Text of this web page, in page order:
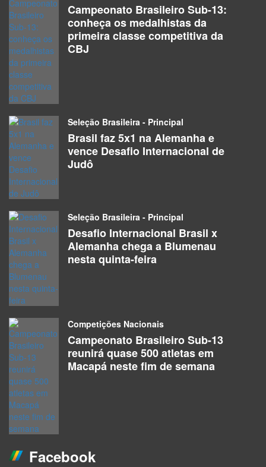
Campeonato Brasileiro Sub-13:
conheça os medalhistas da
primeira classe competitiva da
CBJ
Seleção Brasileira - Principal
Brasil faz 5x1 na Alemanha e
vence Desafio Internacional de
Judô
Seleção Brasileira - Principal
Desafio Internacional Brasil x
Alemanha chega a Blumenau
nesta quinta-feira
Competições Nacionais
Campeonato Brasileiro Sub-13
reunirá quase 500 atletas em
Macapá neste fim de semana
Facebook